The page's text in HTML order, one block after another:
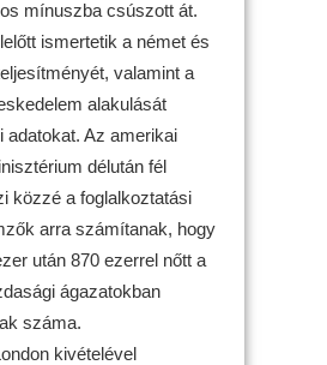
mínuszba csúszott át.
ismertetik a német és
valamint a
alakulását
adatokat. Az amerikai
délután fél
közzé a foglalkoztatási
arra számítanak, hogy
után 870 ezerrel nőtt a
ágazatokban
száma.
kivételével